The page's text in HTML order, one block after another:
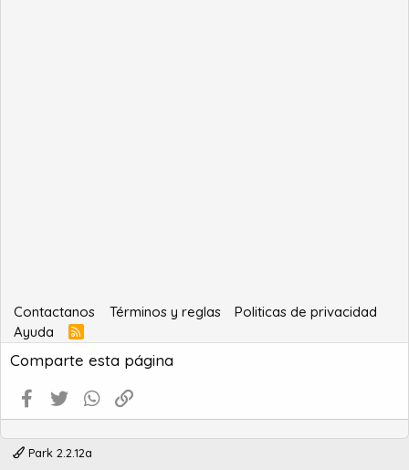
Contactanos Términos y reglas
Politicas de privacidad
Ayuda
R
S
S
Comparte esta página
Facebook
Twitter WhatsApp
Park 2.2.12a